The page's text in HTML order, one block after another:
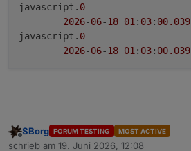
javascript. 0
2026-06-18 01 : 03: 00.039
javascript. 0
2026-06-18 01 : 03: 00.039
Offline
SBorg FORUM TESTING MOST ACTIVE
schrieb am 19. Juni 2026, 12:08